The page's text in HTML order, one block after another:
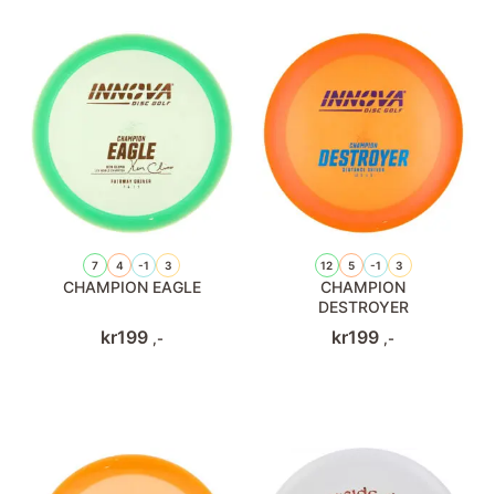
7 4 -1 3
CHAMPION EAGLE
kr199 ,-
12 5 -1 3
CHAMPION
DESTROYER
kr199 ,-